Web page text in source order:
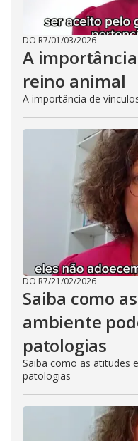
DO R7/01/03/2026
A
reino animal
A importância de
DO R7/21/02/2026
Saiba como
ambiente
patologias
Saiba como as atitudes
patologias